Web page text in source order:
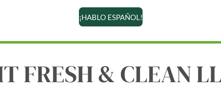
¡HABLO ESPAÑOL!
FRESH & CLEAN